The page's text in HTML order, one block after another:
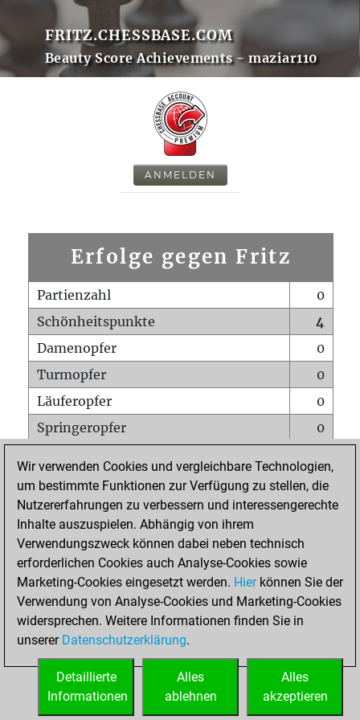
FRITZ.CHESSBASE.COM
Beauty Score Achievements - maziar110
ANMELDEN
Erfolge gegen Fritz
Partienzahl
0
Schönheitspunkte
4
Damenopfer
0
Turmopfer
0
Läuferopfer
0
Springeropfer
0
Matt auf vollem Brett
0
Bauer setzt Matt
0
Erstickte Matts
Unterverwandlungen
Türme auf der siebten
0
STARTSEITE
Wir verwenden Cookies und vergleichbare Technologien,
um bestimmte Funktionen zur Verfügung zu stellen, die
Nutzererfahrungen zu verbessern und interessengerechte
Inhalte auszuspielen. Abhängig von ihrem
Verwendungszweck können dabei neben technisch
erforderlichen Cookies auch Analyse-Cookies sowie
Marketing-Cookies eingesetzt werden. Hierkönnen Sie der
Verwendung von Analyse-Cookies und Marketing-Cookies
widersprechen. Weitere Informationen finden Sie in
unserer Datenschutzerklärung.
Alles
akzeptieren
Alles
ablehnen
Detaillierte
Informationen